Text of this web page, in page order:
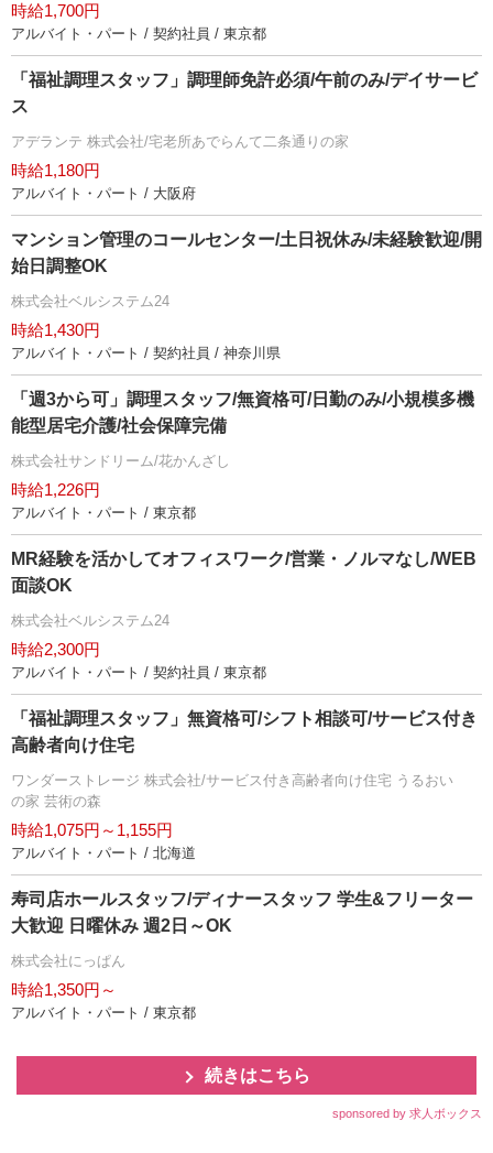
時給1,700円
アルバイト・パート / 契約社員 / 東京都
「福祉調理スタッフ」調理師免許必須/午前のみ/デイサービ
ス
アデランテ 株式会社/宅老所あでらんて二条通りの家
時給1,180円
アルバイト・パート / 大阪府
マンション管理のコールセンター/土日祝休み/未経験歓迎/開
始日調整OK
株式会社ベルシステム24
時給1,430円
アルバイト・パート / 契約社員 / 神奈川県
「週3から可」調理スタッフ/無資格可/日勤のみ/小規模多機
能型居宅介護/社会保障完備
株式会社サンドリーム/花かんざし
時給1,226円
アルバイト・パート / 東京都
MR経験を活かしてオフィスワーク/営業・ノルマなし/WEB
面談OK
株式会社ベルシステム24
時給2,300円
アルバイト・パート / 契約社員 / 東京都
「福祉調理スタッフ」無資格可/シフト相談可/サービス付き
高齢者向け住宅
ワンダーストレージ 株式会社/サービス付き高齢者向け住宅 うるおい
の家 芸術の森
時給1,075円～1,155円
アルバイト・パート / 北海道
寿司店ホールスタッフ/ディナースタッフ 学生&フリーター
大歓迎 日曜休み 週2日～OK
株式会社にっぱん
時給1,350円～
アルバイト・パート / 東京都
続きはこちら
sponsored by 求人ボックス